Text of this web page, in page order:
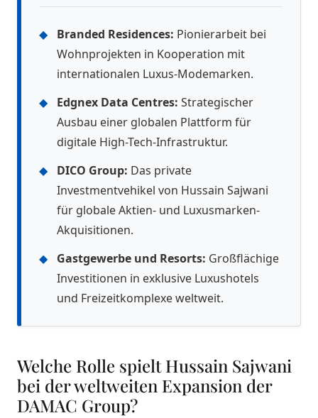
◆ Branded Residences: Pionierarbeit bei
Wohnprojekten in Kooperation mit
internationalen Luxus-Modemarken.
◆
Edgnex Data Centres: Strategischer
Ausbau einer globalen Plattform für
digitale High-Tech-Infrastruktur.
◆
DICO Group: Das private
Investmentvehikel von Hussain Sajwani
für globale Aktien- und Luxusmarken-
Akquisitionen.
◆
Gastgewerbe und Resorts: Großflächige
Investitionen in exklusive Luxushotels
und Freizeitkomplexe weltweit.
Welche Rolle spielt Hussain Sajwani
bei der weltweiten Expansion der
DAMAC Group?